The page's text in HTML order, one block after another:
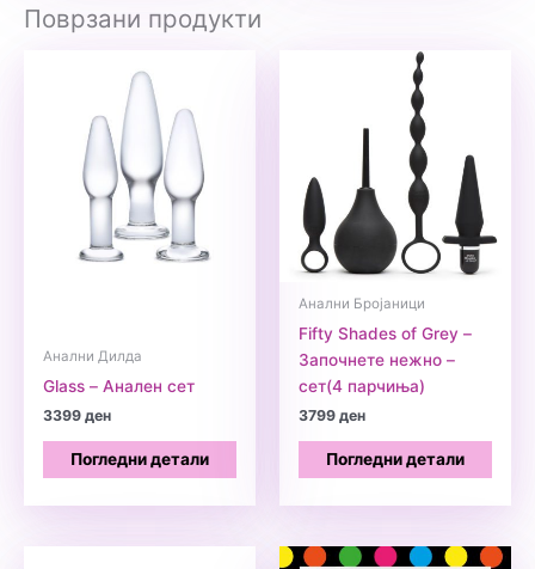
Поврзани продукти
Анални Дилда
Glass – Анален сет
3399ден
Погледни детали
Анални Бројаници
Fifty Shades of Grey –
Започнете нежно –
сет(4 парчиња)
3799ден
Погледни детали